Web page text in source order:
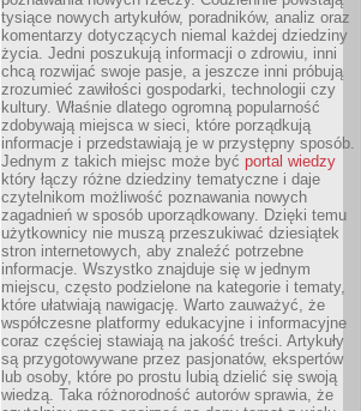
tysiące nowych artykułów, poradników, analiz oraz
komentarzy dotyczących niemal każdej dziedziny
życia. Jedni poszukują informacji o zdrowiu, inni
chcą rozwijać swoje pasje, a jeszcze inni próbują
zrozumieć zawiłości gospodarki, technologii czy
kultury. Właśnie dlatego ogromną popularność
zdobywają miejsca w sieci, które porządkują
informacje i przedstawiają je w przystępny sposób.
Jednym z takich miejsc może być portal wiedzy
który łączy różne dziedziny tematyczne i daje
czytelnikom możliwość poznawania nowych
zagadnień w sposób uporządkowany. Dzięki temu
użytkownicy nie muszą przeszukiwać dziesiątek
stron internetowych, aby znaleźć potrzebne
informacje. Wszystko znajduje się w jednym
miejscu, często podzielone na kategorie i tematy,
które ułatwiają nawigację. Warto zauważyć, że
współczesne platformy edukacyjne i informacyjne
coraz częściej stawiają na jakość treści. Artykuły
są przygotowywane przez pasjonatów, ekspertów
lub osoby, które po prostu lubią dzielić się swoją
wiedzą. Taka różnorodność autorów sprawia, że